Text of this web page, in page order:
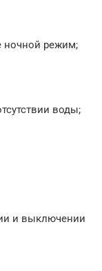
ночной режим;
воды;
и выключении